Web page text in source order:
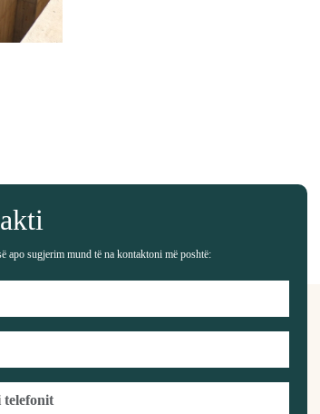
apo sugjerim mund të na kontaktoni më poshtë: